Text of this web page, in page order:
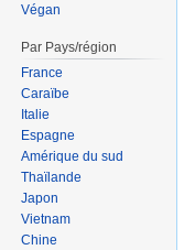
Végan
Par Pays/région
France
Caraïbe
Italie
Espagne
Amérique du sud
Thaïlande
Japon
Vietnam
Chine